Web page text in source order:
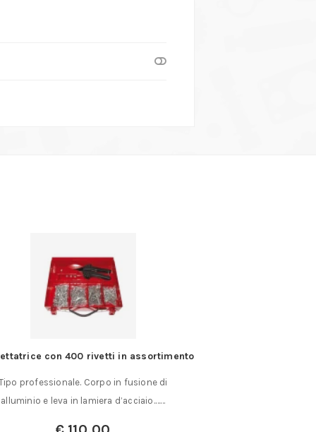
con 400 rivetti in assortimento
professionale. Corpo in fusione di
alluminio e leva in lamiera d’acciaio.……